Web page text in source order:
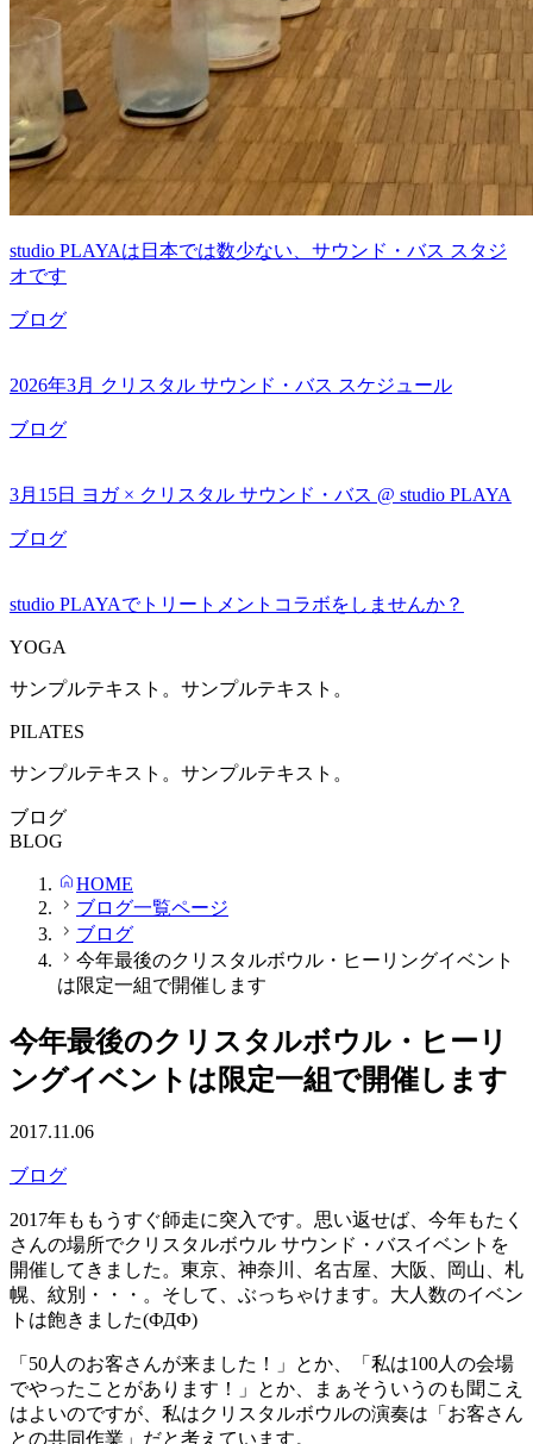
studio PLAYAは日本では数少ない、サウンド・バス スタジ
オです
ブログ
2026年3月 クリスタル サウンド・バス スケジュール
ブログ
3月15日 ヨガ × クリスタル サウンド・バス @ studio PLAYA
ブログ
studio PLAYAでトリートメントコラボをしませんか？
YOGA
サンプルテキスト。サンプルテキスト。
PILATES
サンプルテキスト。サンプルテキスト。
ブログ
BLOG
HOME
ブログ一覧ページ
ブログ
今年最後のクリスタルボウル・ヒーリングイベント
は限定一組で開催します
今年最後のクリスタルボウル・ヒーリ
ングイベントは限定一組で開催します
2017.11.06
ブログ
2017年ももうすぐ師走に突入です。思い返せば、今年もたく
さんの場所でクリスタルボウル サウンド・バスイベントを
開催してきました。東京、神奈川、名古屋、大阪、岡山、札
幌、紋別・・・。そして、ぶっちゃけます。大人数のイベン
トは飽きました(ФДФ)
「50人のお客さんが来ました！」とか、「私は100人の会場
でやったことがあります！」とか、まぁそういうのも聞こえ
はよいのですが、私はクリスタルボウルの演奏は「お客さん
との共同作業」だと考えています。